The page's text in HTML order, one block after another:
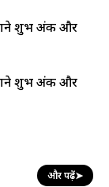
शुभ अंक और
शुभ अंक और
और पढ़ें➤